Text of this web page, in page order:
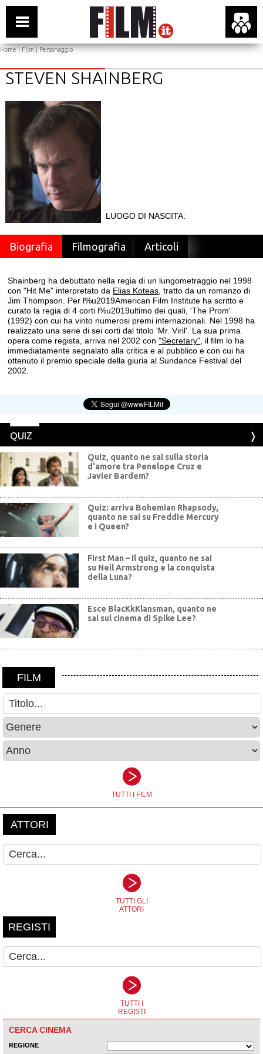
Home|Film| Personaggio
STEVEN SHAINBERG
LUOGO DI NASCITA:
Biografia Filmografia Articoli
Shainberg ha debuttato nella regia di un lungometraggio nel 1998
con "Hit Me" interpretato da Elias Koteas , tratto da un romanzo di
Jim Thompson. Per l%u2019American Film Institute ha scritto e
curato la regia di 4 corti l%u2019ultimo dei quali, 'The Prom'
(1992) con cui ha vinto numerosi premi internazionali. Nel 1998 ha
realizzato una serie di sei corti dal titolo 'Mr. Viril'. La sua prima
opera come regista, arriva nel 2002 con"Secretary" , il film lo ha
immediatamente segnalato alla critica e al pubblico e con cui ha
ottenuto il premio speciale della giuria al Sundance Festival del
2002.
QUIZ
Quiz, quanto ne sai sulla storia
d'amore tra Penelope Cruz e
Javier Bardem?
Quiz: arriva Bohemian Rhapsody,
quanto ne sai su Freddie Mercury
e i Queen?
First Man – Il quiz, quanto ne sai
su Neil Armstrong e la conquista
della Luna?
Esce BlacKkKlansman, quanto ne
sai sul cinema di Spike Lee?